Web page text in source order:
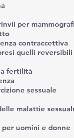
per
contraccettiva
quelli
fertilità
sessuale
malattie
per uomini e donne